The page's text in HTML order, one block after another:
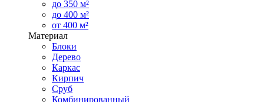
до 350 м²
до 400 м²
от 400 м²
Материал
Блоки
Дерево
Каркас
Кирпич
Сруб
Комбинированный